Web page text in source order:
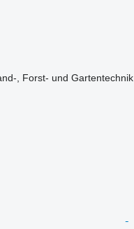
, Forst- und Gartentechnik